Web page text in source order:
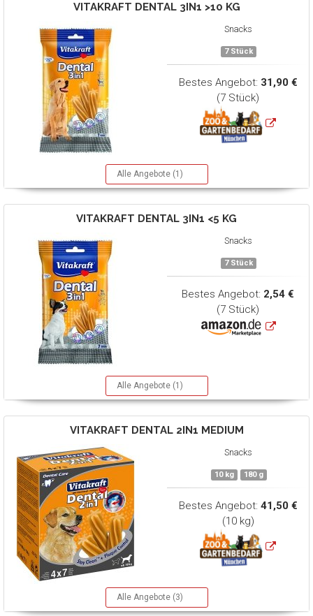
VITAKRAFT DENTAL 3IN1 >10 KG
Snacks
7 Stück
Bestes Angebot: 31,90 €
(7 Stück)
Alle Angebote (1)
VITAKRAFT DENTAL 3IN1 <5 KG
Snacks
7 Stück
Bestes Angebot: 2,54 €
(7 Stück)
Alle Angebote (1)
VITAKRAFT DENTAL 2IN1 MEDIUM
Snacks
10 kg 180 g
Bestes Angebot: 41,50 €
(10 kg)
Alle Angebote (3)